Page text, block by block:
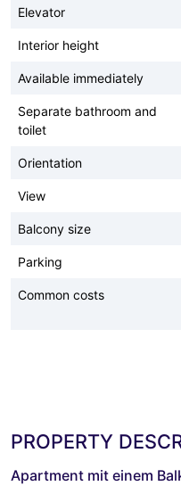
Elevator
Interior height
Available immediately
Separate bathroom and
toilet
Orientation
View
Balcony size
Parking
Common costs
PROPERTY
Apartment mit einem